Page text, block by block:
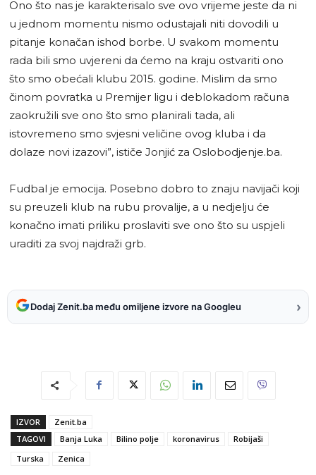
Ono što nas je karakterisalo sve ovo vrijeme jeste da ni
u jednom momentu nismo odustajali niti dovodili u
pitanje konačan ishod borbe. U svakom momentu
rada bili smo uvjereni da ćemo na kraju ostvariti ono
što smo obećali klubu 2015. godine. Mislim da smo
činom povratka u Premijer ligu i deblokadom računa
zaokružili sve ono što smo planirali tada, ali
istovremeno smo svjesni veličine ovog kluba i da
dolaze novi izazovi”, ističe Jonjić za Oslobodjenje.ba.
Fudbal je emocija. Posebno dobro to znaju navijači koji
su preuzeli klub na rubu provalije, a u nedjelju će
konačno imati priliku proslaviti sve ono što su uspjeli
uraditi za svoj najdraži grb.
Dodaj Zenit.ba među omiljene izvore na Googleu ›
IZVOR
Zenit.ba
TAGOVI
Banja Luka Bilino polje koronavirus
Robijaši
Turska
Zenica